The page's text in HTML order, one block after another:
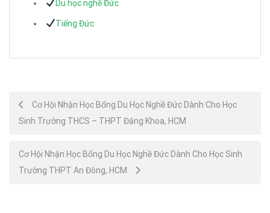
Du học nghề Đức
Tiếng Đức
Post
navigation
Cơ Hội Nhận Học Bổng Du Học Nghề Đức Dành Cho Học
Sinh Trường THCS – THPT Đăng Khoa, HCM
Cơ Hội Nhận Học Bổng Du Học Nghề Đức Dành Cho Học Sinh
Trường THPT An Đông, HCM